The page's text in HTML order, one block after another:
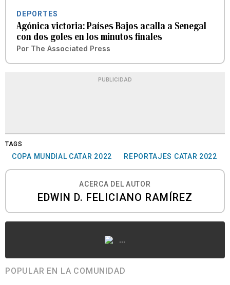
DEPORTES
Agónica victoria: Países Bajos acalla a Senegal
con dos goles en los minutos finales
Por The Associated Press
PUBLICIDAD
TAGS
COPA MUNDIAL CATAR 2022 REPORTAJES CATAR 2022
ACERCA DEL AUTOR
EDWIN D. FELICIANO RAMÍREZ
...
POPULAR EN LA COMUNIDAD